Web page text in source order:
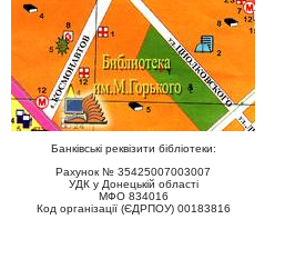
Банківські реквізити бібліотеки:
Рахунок № 35425007003007
УДК у Донецькій області
МФО 834016
Код організації (ЄДРПОУ) 00183816